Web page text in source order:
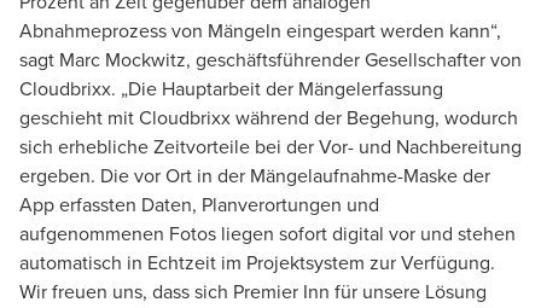
Abnahmeprozess von Mängeln eingespart werden kann“,
sagt Marc Mockwitz, geschäftsführender Gesellschafter von
Cloudbrixx. „Die Hauptarbeit der Mängelerfassung
geschieht mit Cloudbrixx während der Begehung, wodurch
sich erhebliche Zeitvorteile bei der Vor- und Nachbereitung
ergeben. Die vor Ort in der Mängelaufnahme-Maske der
App erfassten Daten, Planverortungen und
aufgenommenen Fotos liegen sofort digital vor und stehen
automatisch in Echtzeit im Projektsystem zur Verfügung.
Wir freuen uns, dass sich Premier Inn für unsere Lösung